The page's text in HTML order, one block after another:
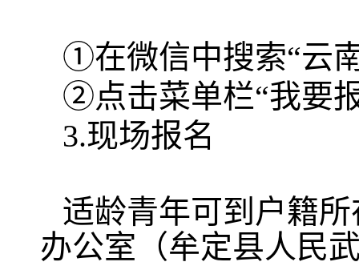
①在微信中搜索“云
②点击菜单栏“我要
3.现场报名
适龄青年可到户籍
办公室（牟定县人民